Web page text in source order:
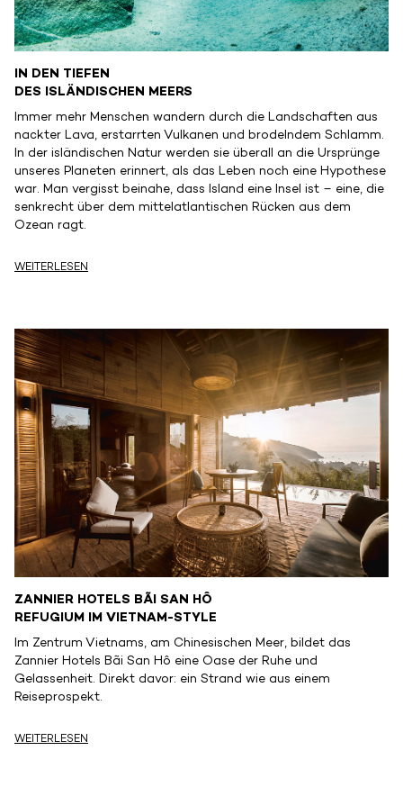
IN DEN TIEFEN
DES ISLÄNDISCHEN MEERS
Immer mehr Menschen wandern durch die Landschaften aus
nackter Lava, erstarrten Vulkanen und brodelndem Schlamm.
In der isländischen Natur werden sie überall an die Ursprünge
unseres Planeten erinnert, als das Leben noch eine Hypothese
war. Man vergisst beinahe, dass Island eine Insel ist – eine, die
senkrecht über dem mittelatlantischen Rücken aus dem
Ozean ragt.
WEITERLESEN
ZANNIER HOTELS BÃI SAN HÔ
REFUGIUM IM VIETNAM-STYLE
Im Zentrum Vietnams, am Chinesischen Meer, bildet das
Zannier Hotels Bãi San Hô eine Oase der Ruhe und
Gelassenheit. Direkt davor: ein Strand wie aus einem
Reiseprospekt.
WEITERLESEN